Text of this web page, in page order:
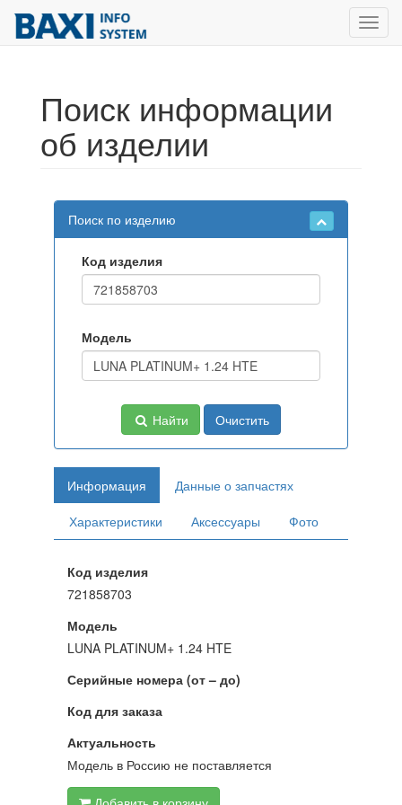
Поиск информации
об изделии
Поиск по изделию
Код изделия
Модель
Найти Очистить
Информация
Данные о запчастях
Характеристики
Аксессуары Фото
Код изделия
721858703
Модель
LUNA PLATINUM+ 1.24 HTE
Серийные номера (от – до)
Код для заказа
Актуальность
Модель в Россию не поставляется